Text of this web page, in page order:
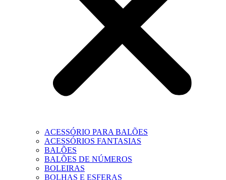
ACESSÓRIO PARA BALÕES
ACESSÓRIOS FANTASIAS
BALÕES
BALÕES DE NÚMEROS
BOLEIRAS
BOLHAS E ESFERAS